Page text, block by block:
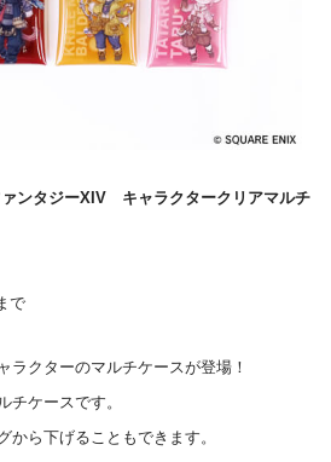
ァンタジーXIV キャラクタークリアマルチ
で
ラクターのマルチケースが登場！
チケースです。
から下げることもできます。